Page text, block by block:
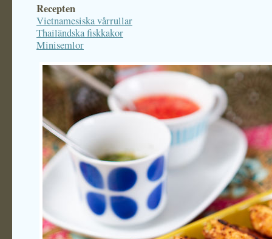
Recepten
Vietnamesiska vårrullar
Thailändska fiskkakor
Minisemlor